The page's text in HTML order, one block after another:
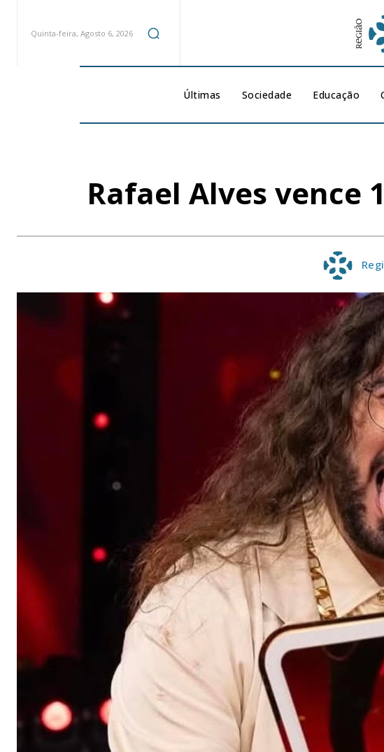
Quinta-feira, Agosto 6, 2026
Últimas Sociedade Educação
Rafael Alves vence